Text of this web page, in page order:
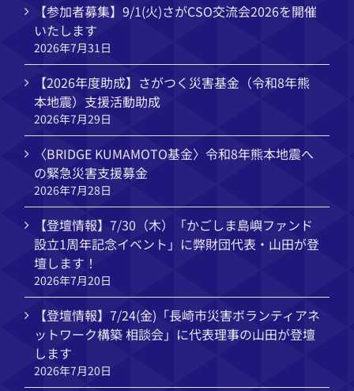
【参加者募集】9/1(火)さがCSO交流会2026を開催
いたします
2026年7月31日
【2026年度助成】さがつく災害基金（令和8年熊
本地震）支援活動助成
2026年7月29日
〈BRIDGE KUMAMOTO基金〉令和8年熊本地震へ
の緊急災害支援募金
2026年7月28日
【登壇情報】7/30（木）「かごしま島嶼ファンド
設立1周年記念イベント」に弊財団代表・山田が登
壇します！
2026年7月20日
【登壇情報】7/24(金)「長崎市災害ボランティアネ
ットワーク構築 相談会」に代表理事の山田が登壇
します
2026年7月20日